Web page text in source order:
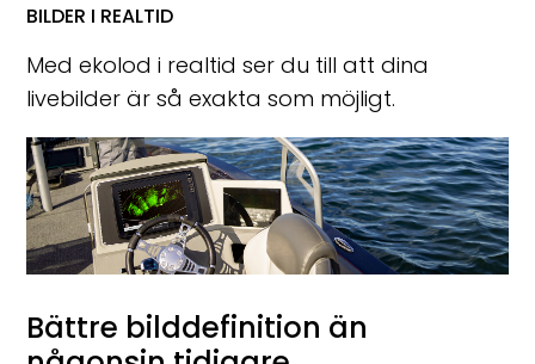
BILDER I REALTID
Med ekolod i realtid ser du till att dina
livebilder är så exakta som möjligt.
Bättre bilddefinition än